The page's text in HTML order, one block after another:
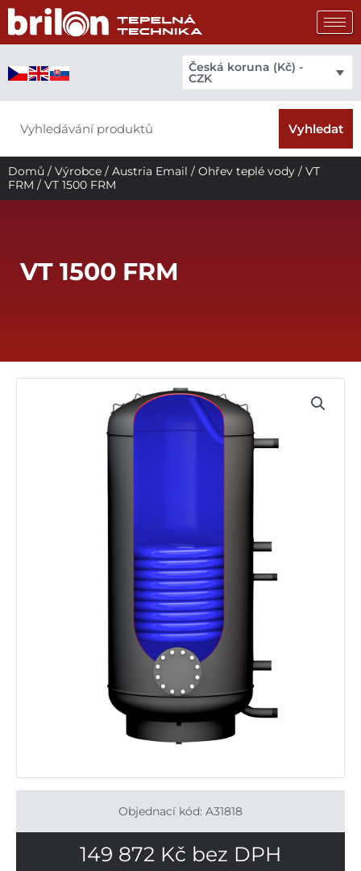
Přeskočit
obsah
Česká koruna (Kč) -
CZK
Vyhledat
Domů / Výrobce / Austria Email / Ohřev teplé vody / VT
FRM / VT 1500 FRM
VT 1500 FRM
Objednací kód: A31818
149 872 Kč bez DPH